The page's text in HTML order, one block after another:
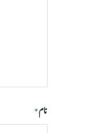
نام*